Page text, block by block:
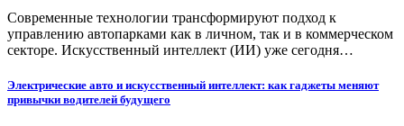
Современные технологии трансформируют подход к
управлению автопарками как в личном, так и в коммерческом
секторе. Искусственный интеллект (ИИ) уже сегодня…
Электрические авто и искусственный интеллект: как гаджеты меняют
привычки водителей будущего